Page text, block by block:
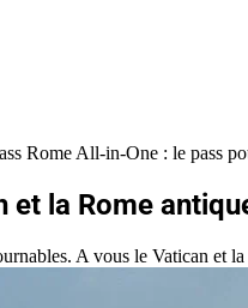
Rome All-in-One : le pass
et la Rome
A vous le Vatican et